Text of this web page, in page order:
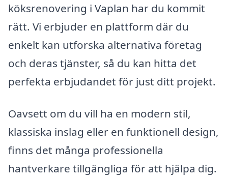
köksrenovering i Vaplan har du kommit
rätt. Vi erbjuder en plattform där du
enkelt kan utforska alternativa företag
och deras tjänster, så du kan hitta det
perfekta erbjudandet för just ditt projekt.
Oavsett om du vill ha en modern stil,
klassiska inslag eller en funktionell design,
finns det många professionella
hantverkare tillgängliga för att hjälpa dig.